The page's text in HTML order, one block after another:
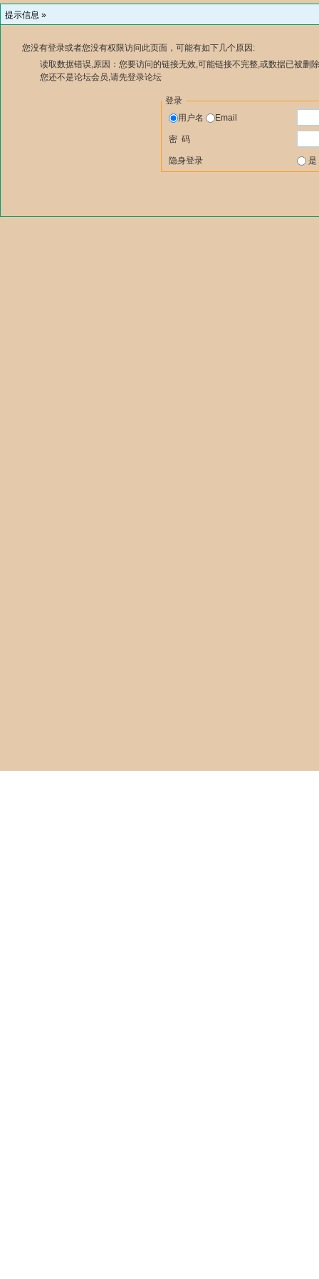
提示信息 »
您没有登录或者您没有权限访问此页面，可能有如下几个原因:
读取数据错误,原因：您要访问的链接无效,可能链接不完整,或数据已被删
您还不是论坛会员,请先登录论坛
登录
用户名
Email
密 码
隐身登录